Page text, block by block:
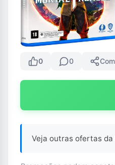
0 0
Veja outras ofertas da